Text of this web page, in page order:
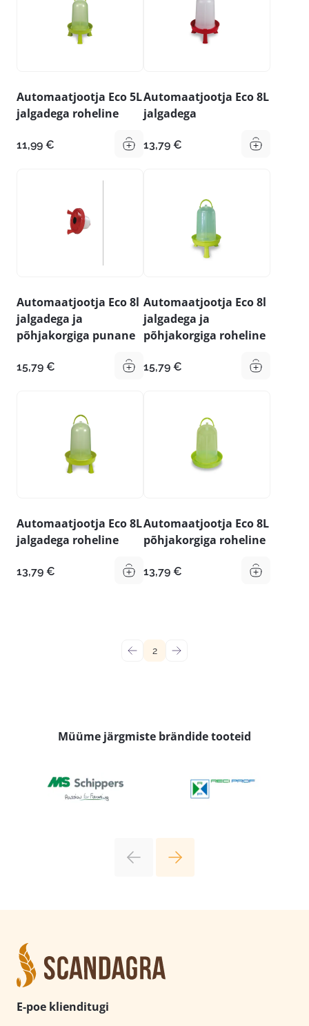
Automaatjootja Eco 5L
jalgadega roheline
11,99 €
Automaatjootja Eco 8L
jalgadega
13,79 €
Automaatjootja Eco 8l
jalgadega ja
põhjakorgiga punane
15,79 €
Automaatjootja Eco 8l
jalgadega ja
põhjakorgiga roheline
15,79 €
Automaatjootja Eco 8L
jalgadega roheline
13,79 €
Automaatjootja Eco 8L
põhjakorgiga roheline
13,79 €
← 2 →
Müüme järgmiste brändide tooteid
E-poe klienditugi